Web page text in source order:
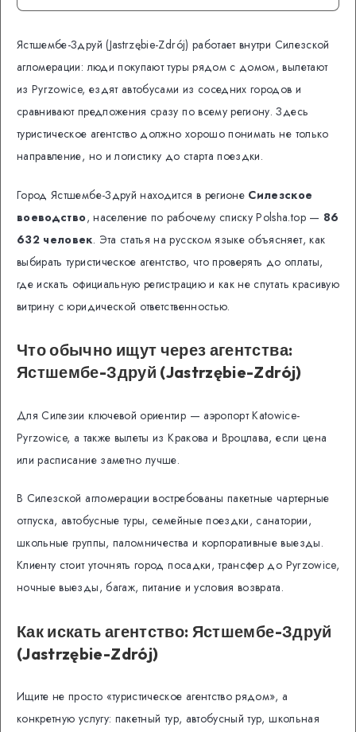
Ястшембе-Здруй (Jastrzębie-Zdrój) работает внутри Силезской
агломерации: люди покупают туры рядом с домом, вылетают
из Pyrzowice, ездят автобусами из соседних городов и
сравнивают предложения сразу по всему региону. Здесь
туристическое агентство должно хорошо понимать не только
направление, но и логистику до старта поездки.
Город Ястшембе-Здруй находится в регионе Силезское
воеводство, население по рабочему списку Polsha.top — 86
632 человек. Эта статья на русском языке объясняет, как
выбирать туристическое агентство, что проверять до оплаты,
где искать официальную регистрацию и как не спутать красивую
витрину с юридической ответственностью.
Что обычно ищут через агентства:
Ястшембе-Здруй (Jastrzębie-Zdrój)
Для Силезии ключевой ориентир — аэропорт Katowice-
Pyrzowice, а также вылеты из Кракова и Вроцлава, если цена
или расписание заметно лучше.
В Силезской агломерации востребованы пакетные чартерные
отпуска, автобусные туры, семейные поездки, санатории,
школьные группы, паломничества и корпоративные выезды.
Клиенту стоит уточнять город посадки, трансфер до Pyrzowice,
ночные выезды, багаж, питание и условия возврата.
Как искать агентство: Ястшембе-Здруй
(Jastrzębie-Zdrój)
Ищите не просто «туристическое агентство рядом», а
конкретную услугу: пакетный тур, автобусный тур, школьная